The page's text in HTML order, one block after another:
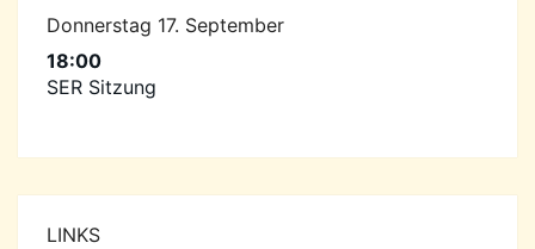
Donnerstag 17. September
18:00
SER Sitzung
LINKS